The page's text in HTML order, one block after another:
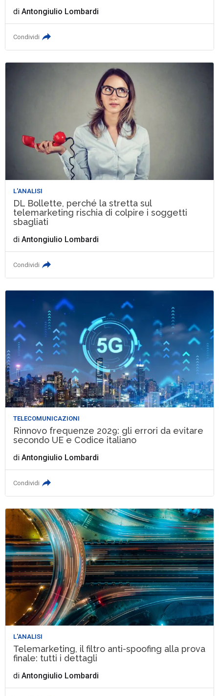
diAntongiulio Lombardi
Condividi
L'ANALISI
DL Bollette, perché la stretta sul
telemarketing rischia di colpire i soggetti
sbagliati
diAntongiulio Lombardi
Condividi
TELECOMUNICAZIONI
Rinnovo frequenze 2029: gli errori da evitare
secondo UE e Codice italiano
diAntongiulio Lombardi
Condividi
L'ANALISI
Telemarketing, il filtro anti-spoofing alla prova
finale: tutti i dettagli
diAntongiulio Lombardi